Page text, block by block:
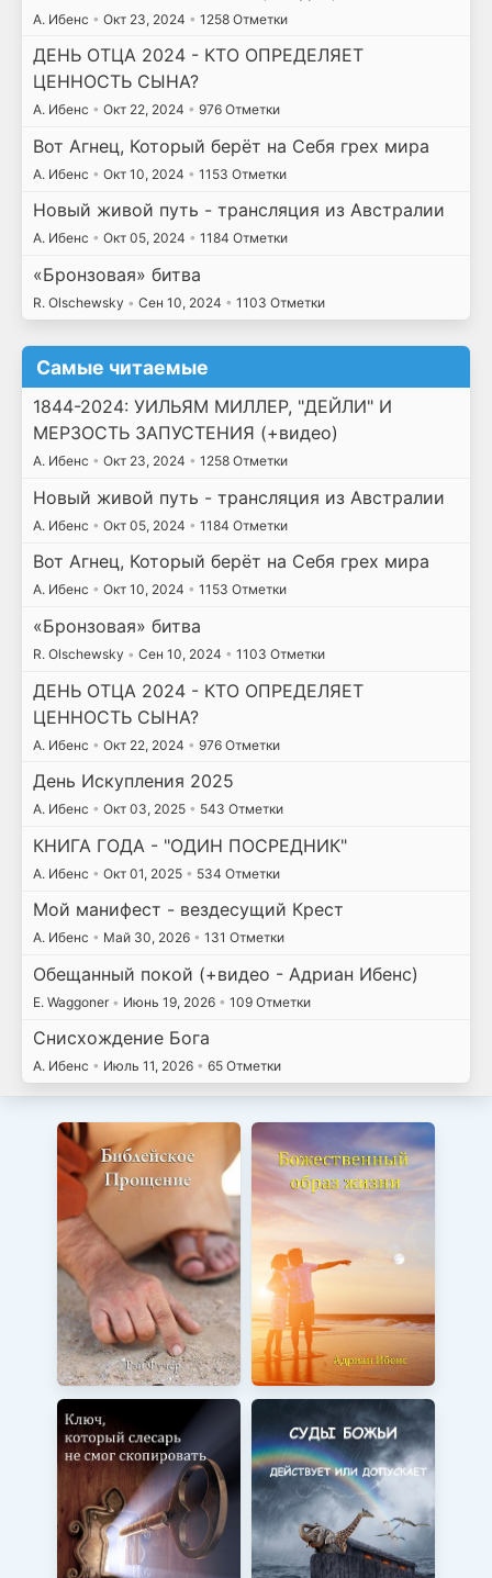
А. Ибенс • Окт 23, 2024 • 1258 Отметки
ДЕНЬ ОТЦА 2024 - КТО ОПРЕДЕЛЯЕТ
ЦЕННОСТЬ СЫНА?
А. Ибенс • Окт 22, 2024 • 976 Отметки
Вот Агнец, Который берёт на Себя грех мира
А. Ибенс • Окт 10, 2024 • 1153 Отметки
Новый живой путь - трансляция из Австралии
А. Ибенс • Окт 05, 2024 • 1184 Отметки
«Бронзовая» битва
R. Olschewsky • Сен 10, 2024 • 1103 Отметки
Самые читаемые
1844-2024: УИЛЬЯМ МИЛЛЕР, "ДЕЙЛИ" И
МЕРЗОСТЬ ЗАПУСТЕНИЯ (+видео)
А. Ибенс • Окт 23, 2024 • 1258 Отметки
Новый живой путь - трансляция из Австралии
А. Ибенс • Окт 05, 2024 • 1184 Отметки
Вот Агнец, Который берёт на Себя грех мира
А. Ибенс • Окт 10, 2024 • 1153 Отметки
«Бронзовая» битва
R. Olschewsky • Сен 10, 2024 • 1103 Отметки
ДЕНЬ ОТЦА 2024 - КТО ОПРЕДЕЛЯЕТ
ЦЕННОСТЬ СЫНА?
А. Ибенс • Окт 22, 2024 • 976 Отметки
День Искупления 2025
А. Ибенс • Окт 03, 2025 • 543 Отметки
КНИГА ГОДА - "ОДИН ПОСРЕДНИК"
А. Ибенс • Окт 01, 2025 • 534 Отметки
Мой манифест - вездесущий Крест
А. Ибенс • Май 30, 2026 • 131 Отметки
Обещанный покой (+видео - Адриан Ибенс)
E. Waggoner • Июнь 19, 2026 • 109 Отметки
Снисхождение Бога
А. Ибенс • Июль 11, 2026 • 65 Отметки